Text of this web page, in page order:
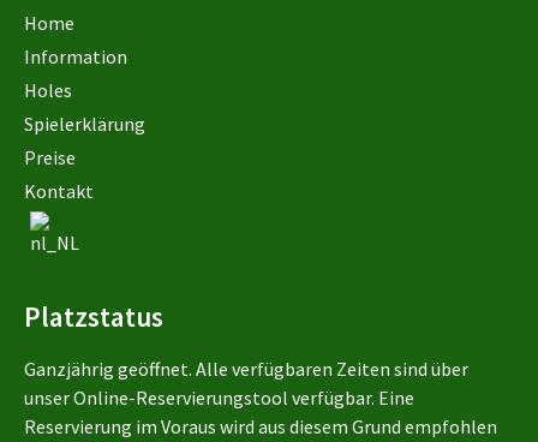
Home
Information
Holes
Spielerklärung
Preise
Kontakt
Platzstatus
Ganzjährig geöffnet. Alle verfügbaren Zeiten sind über
unser Online-Reservierungstool verfügbar. Eine
Reservierung im Voraus wird aus diesem Grund empfohlen